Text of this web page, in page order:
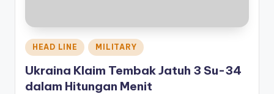
Posted
in
HEAD LINE MILITARY
Ukraina Klaim Tembak Jatuh 3 Su-34
dalam Hitungan Menit